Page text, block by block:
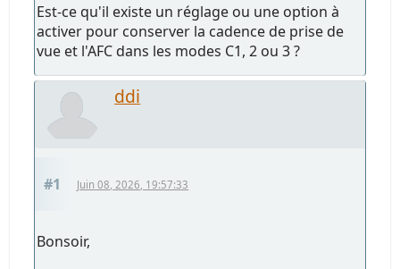
Est-ce qu'il existe un réglage ou une option à
activer pour conserver la cadence de prise de
vue et l'AFC dans les modes C1, 2 ou 3 ?
ddi
#1 Juin 08, 2026, 19:57:33
Bonsoir,